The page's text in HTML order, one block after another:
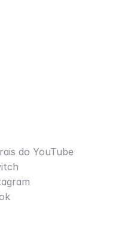
do YouTube